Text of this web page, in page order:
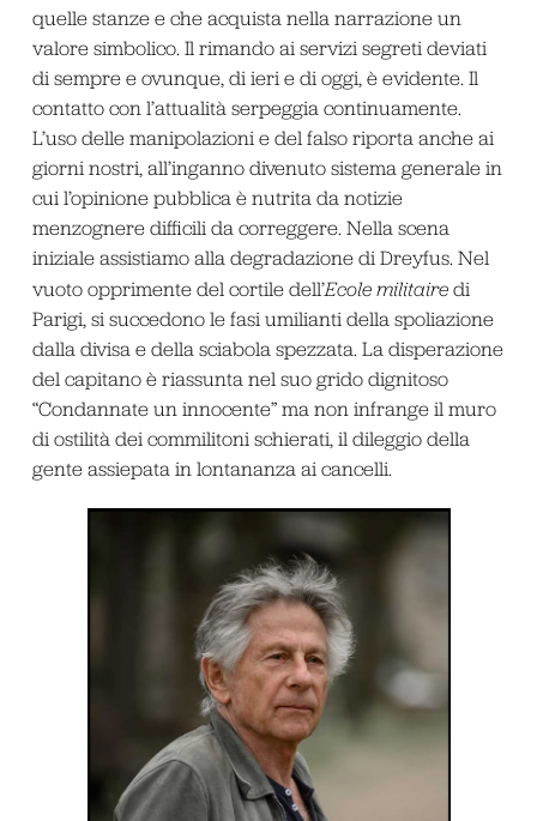
quelle stanze e che acquista nella narrazione un
valore simbolico. Il rimando ai servizi segreti deviati
di sempre e ovunque, di ieri e di oggi, è evidente. Il
contatto con l’attualità serpeggia continuamente.
L’uso delle manipolazioni e del falso riporta anche ai
giorni nostri, all’inganno divenuto sistema generale in
cui l’opinione pubblica è nutrita da notizie
menzognere difficili da correggere. Nella scena
iniziale assistiamo alla degradazione di Dreyfus. Nel
vuoto opprimente del cortile dell’Ecole militairedi
Parigi, si succedono le fasi umilianti della spoliazione
dalla divisa e della sciabola spezzata. La disperazione
del capitano è riassunta nel suo grido dignitoso
“Condannate un innocente” ma non infrange il muro
di ostilità dei commilitoni schierati, il dileggio della
gente assiepata in lontananza ai cancelli.